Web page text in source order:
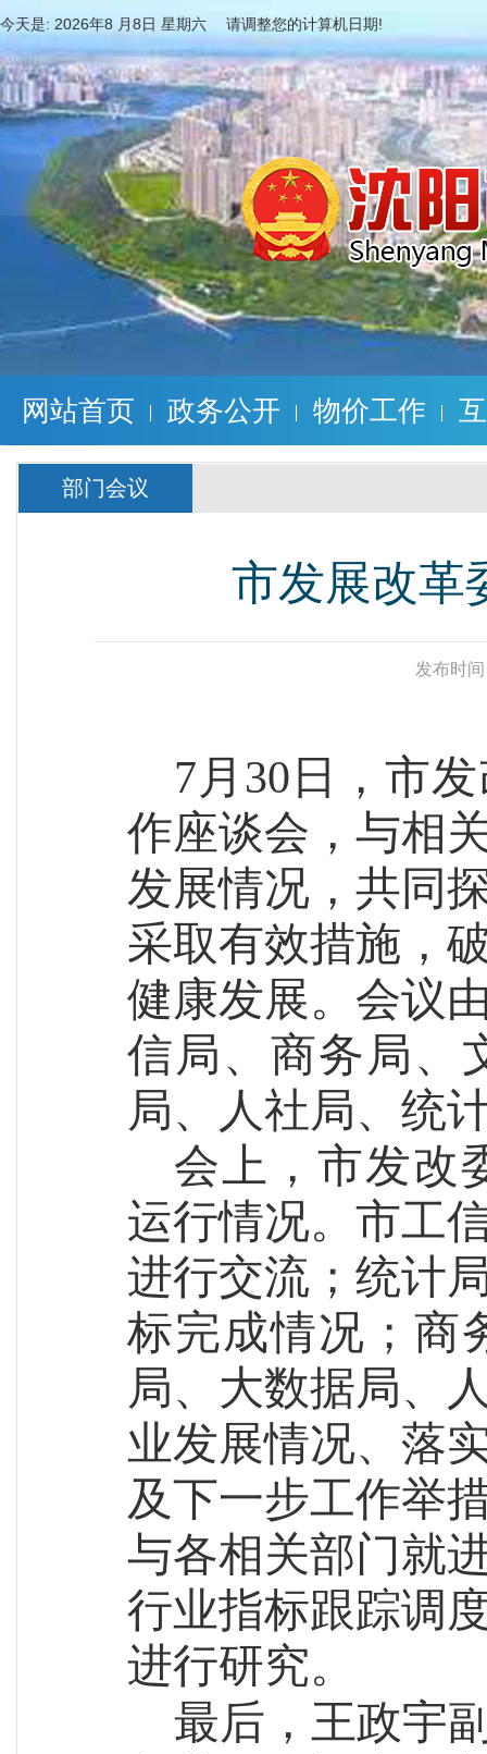
今天是: 2026年8 月8日 星期六 请调整您的计算机日期!
网站首页 政务公开 物价工作
部门会议
市发展改革
发布时
7月30日，市
作座谈会，与相
发展情况，共同
采取有效措施，
健康发展。 会议
信局、商务局、
局、人社局、统
会上 ，市发改
运行情况。市工
进行交流；统计
标完成情况； 商
局、大数据局、
业发展情况、落
及下一步工作举
与各相关部门就
行业指标跟踪调
进行研究。
最后 ， 王政宇